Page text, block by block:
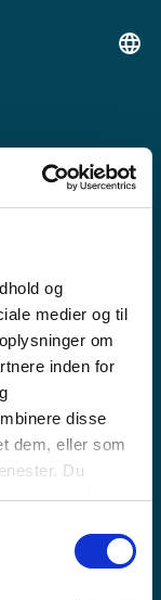
og
medier og til
om
inden for
disse
dem, eller som
Du
med at
I